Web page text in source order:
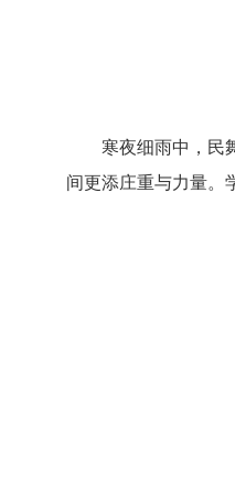
寒夜细雨中，民
间更添庄重与力量。